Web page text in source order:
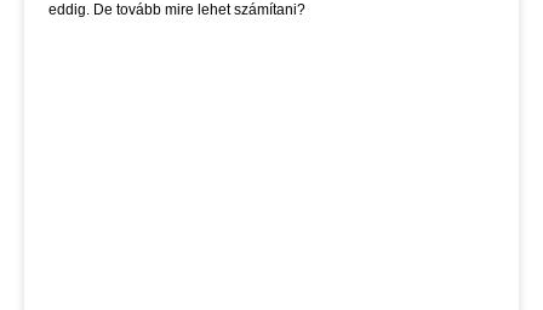
eddig. De tovább mire lehet számítani?